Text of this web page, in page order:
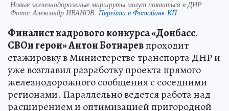
Новые железнодорожные маршруты могут появиться в ДНР
Фото:Александр ИВАНОВ. Перейти в Фотобанк КП
Финалист кадрового конкурса «Донбасс.
СВОи герои» Антон Ботнаревпроходит
стажировку в Министерстве транспорта ДНР и
уже возглавил разработку проекта прямого
железнодорожного сообщения с соседними
регионами. Параллельно ведется работа над
расширением и оптимизацией пригородной